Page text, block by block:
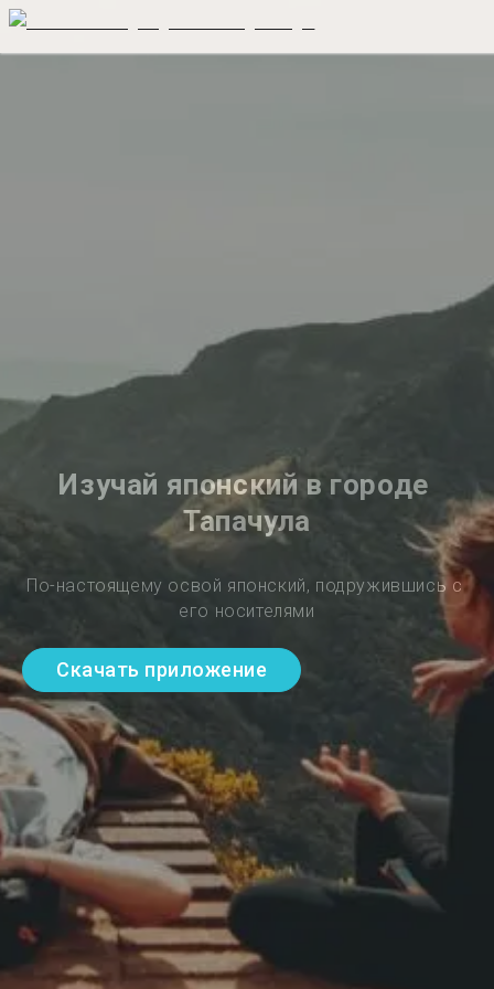
Изучай японский в городе
Тапачула
По-настоящему освой японский, подружившись с
его носителями
Скачать приложение